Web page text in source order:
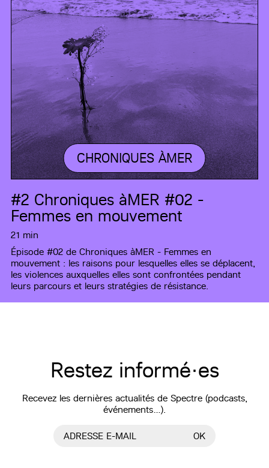
CHRONIQUES ÀMER
#2 Chroniques àMER #02 -
Femmes en mouvement
21 min
Épisode #02 de Chroniques àMER - Femmes en
mouvement : les raisons pour lesquelles elles se déplacent,
les violences auxquelles elles sont confrontées pendant
leurs parcours et leurs stratégies de résistance.
Restez informé·es
Recevez les dernières actualités de Spectre (podcasts,
événements…).
ADRESSE E-MAIL OK